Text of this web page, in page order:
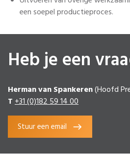
een soepel productieproces.
Heb je een
Herman van Spankeren(Hoofd
T+31 (0)182 59 14 00
Stuur een email